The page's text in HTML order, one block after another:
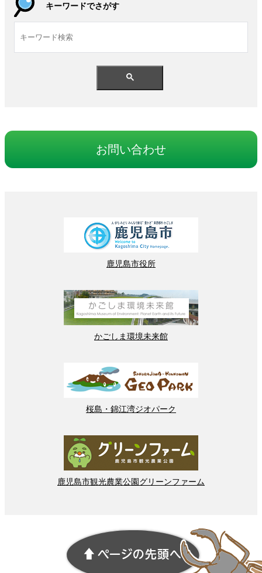
キーワードでさがす
お問い合わせ
鹿児島市役所
かごしま 環境未来館
桜島 ・ 錦江湾ジオパーク
鹿児島市観光農業公園 グリーンファーム